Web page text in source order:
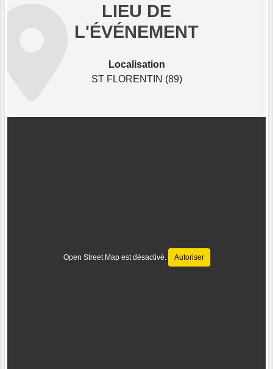
LIEU DE
L'ÉVÉNEMENT
Localisation
ST FLORENTIN (89)
Open Street Map est désactivé. Autoriser